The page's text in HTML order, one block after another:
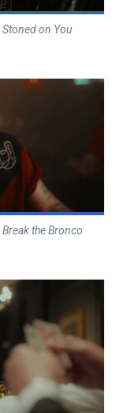
Stoned on You
Break the Bronco